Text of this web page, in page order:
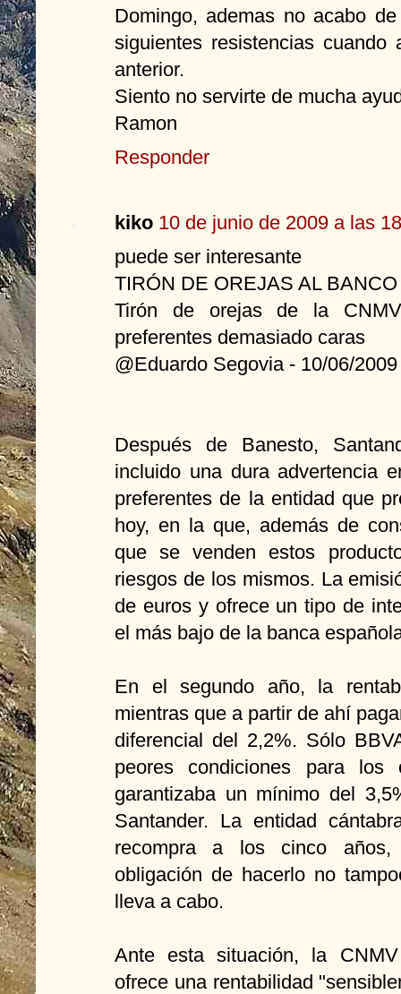
Domingo, ademas no acabo
siguientes resistencias
anterior.
Siento no servirte de mucha
Ramon
Responder
kiko 10 de junio de 2009 a las
puede ser interesante
TIRÓN DE OREJAS AL
Tirón de orejas de la
preferentes demasiado caras
@Eduardo Segovia - 10/06/
Después de Banesto,
incluido una dura advertencia
preferentes de la entidad que
hoy, en la que, además de
que se venden estos
riesgos de los mismos. La
de euros y ofrece un tipo de
el más bajo de la banca
En el segundo año, la
mientras que a partir de ahí
diferencial del 2,2%. Sólo
peores condiciones para los
garantizaba un mínimo del
Santander. La entidad
recompra a los cinco
obligación de hacerlo no
lleva a cabo.
Ante esta situación, la
ofrece una rentabilidad